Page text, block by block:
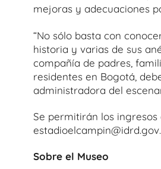
mejoras y adecuaciones
“No sólo basta con
historia y varias de sus
compañía de padres,
residentes en Bogotá,
administradora del
Se permitirán los
Sobre el Museo